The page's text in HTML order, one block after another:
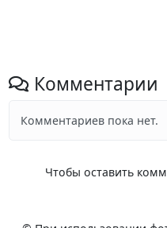
Комментарии
Комментариев пока нет.
Чтобы оставить